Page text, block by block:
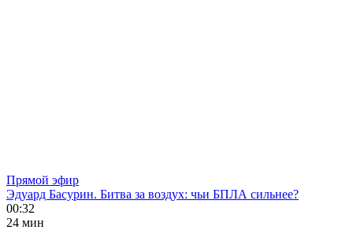
Прямой эфир
Эдуард Басурин. Битва за воздух: чьи БПЛА сильнее?
00:32
24 мин